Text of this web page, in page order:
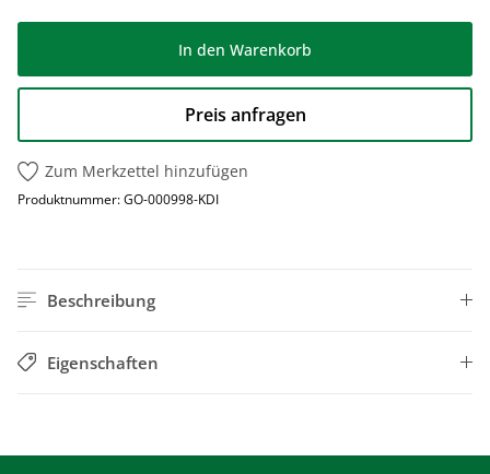
In den Warenkorb
Preis anfragen
Zum Merkzettel hinzufügen
Produktnummer:GO-000998-KDI
Beschreibung
Eigenschaften